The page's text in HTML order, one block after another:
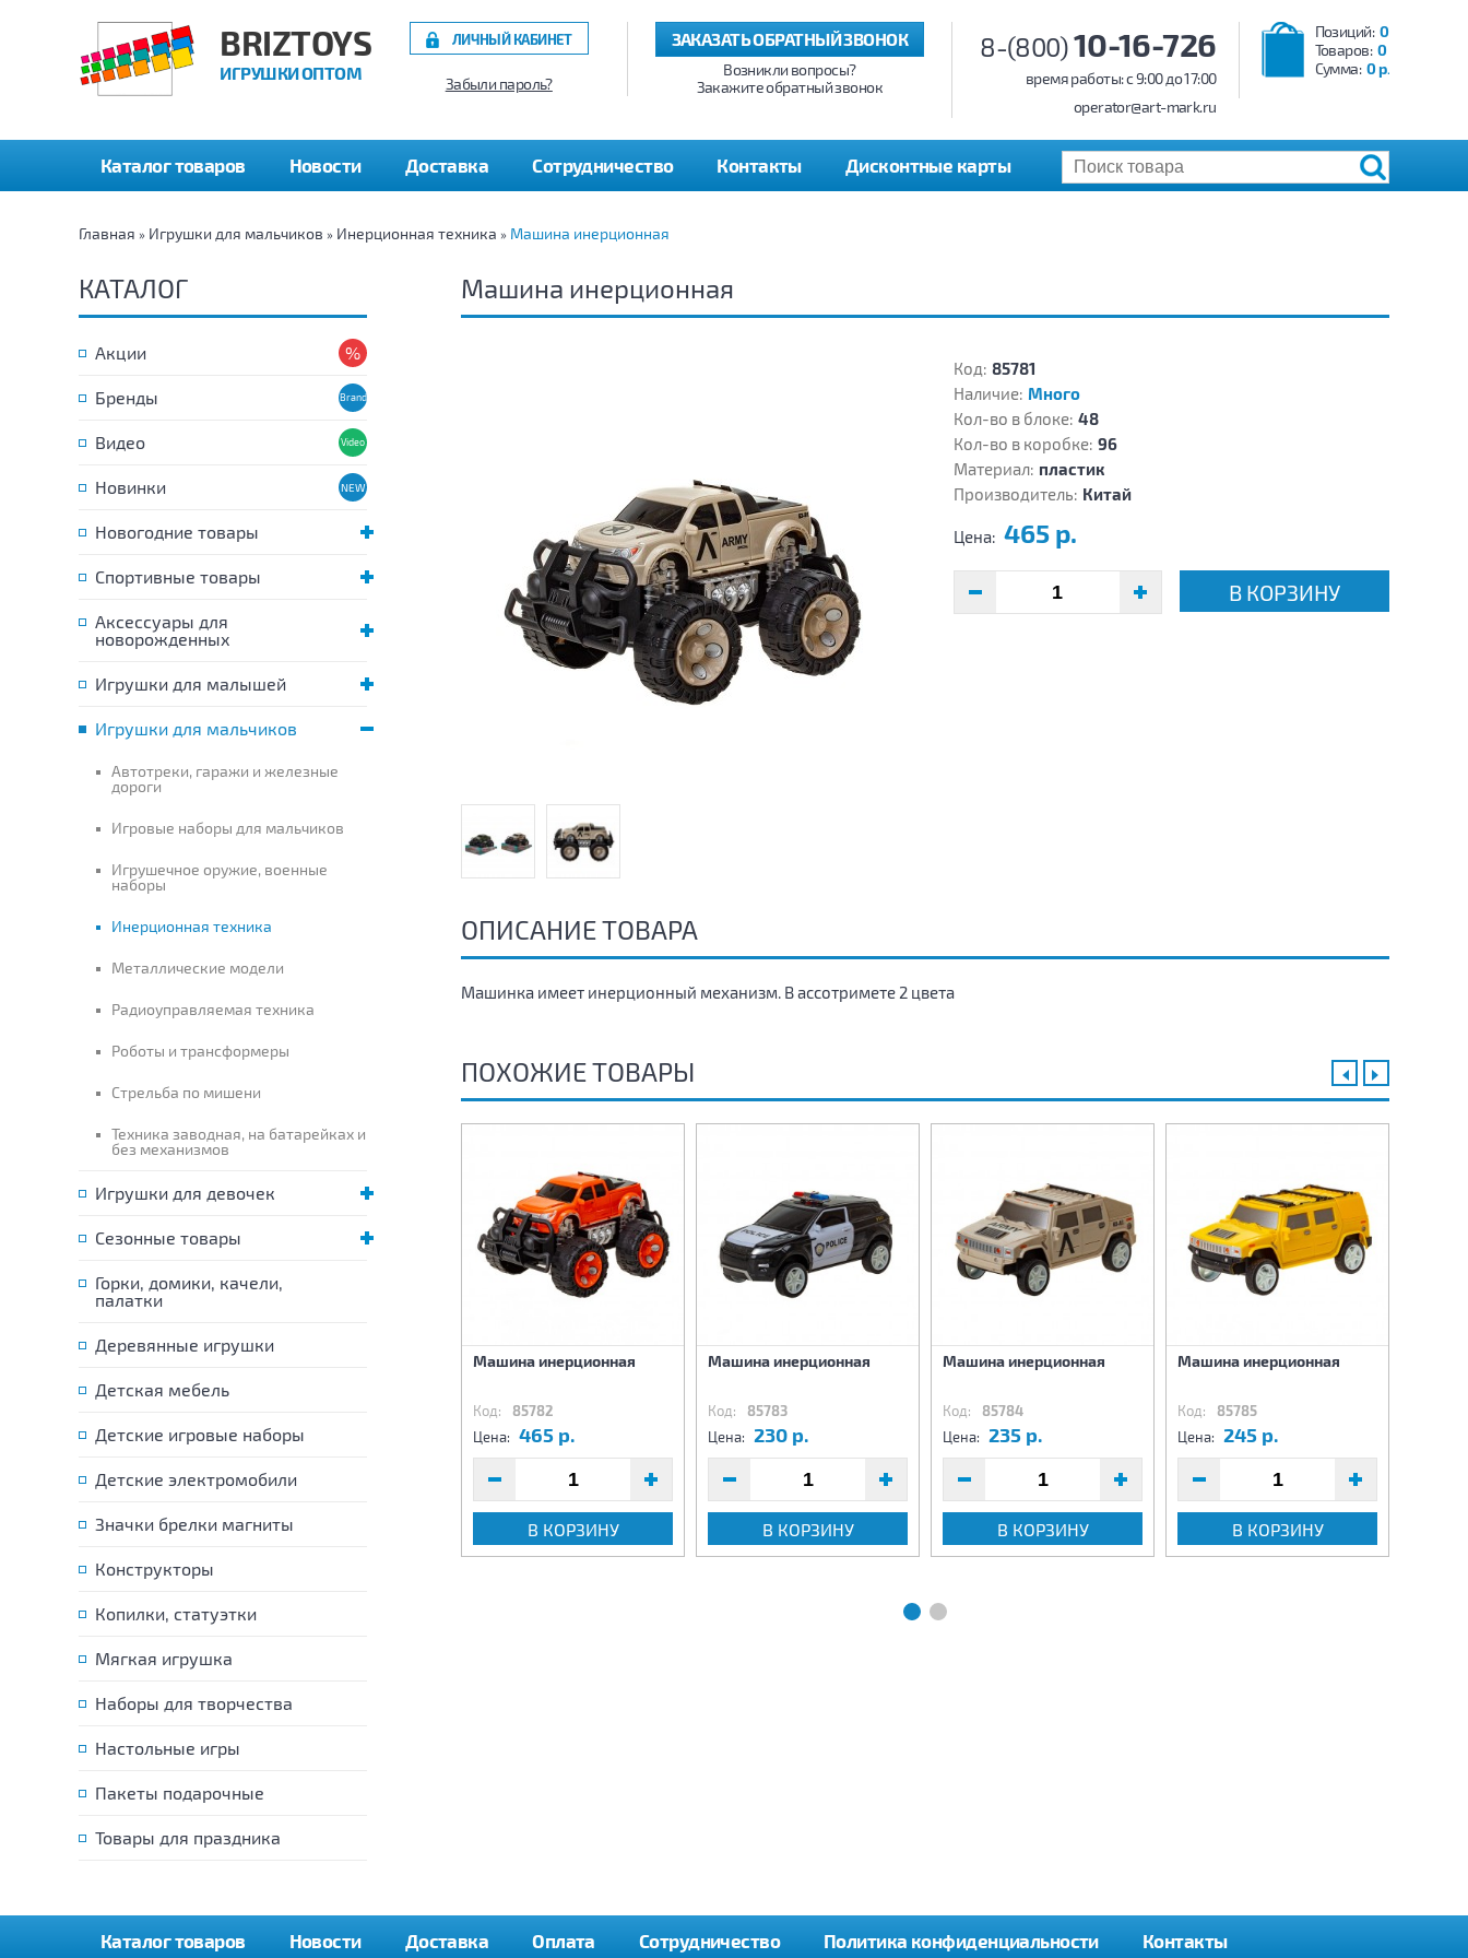
BRIZTOYS
ИГРУШКИ ОПТОМ
Позиций: 0
Товаров: 0
Сумма: 0 р.
8-(800)10-16-726
время работы: c 9:00 до 17:00
operator@art-mark.ru
ЗАКАЗАТЬ ОБРАТНЫЙ ЗВОНОК
Возникли вопросы?
Закажите обратный звонок
ЛИЧНЫЙ КАБИНЕТ
Забыли пароль?
Каталог товаров Новости Доставка Сотрудничество Контакты Дисконтные карты
Главная » Игрушки для мальчиков » Инерционная техника » Машина инерционная
КАТАЛОГ
Акции
Бренды
Видео
Новинки
Новогодние товары
Спортивные товары
Аксессуары для
новорожденных
Игрушки для малышей
Игрушки для мальчиков
Автотреки, гаражи и железные
дороги
Игровые наборы для мальчиков
Игрушечное оружие, военные
наборы
Инерционная техника
Металлические модели
Радиоуправляемая техника
Роботы и трансформеры
Стрельба по мишени
Техника заводная, на батарейках и
без механизмов
Игрушки для девочек
Сезонные товары
Горки, домики, качели,
палатки
Деревянные игрушки
Детская мебель
Детские игровые наборы
Детские электромобили
Значки брелки магниты
Конструкторы
Копилки, статуэтки
Мягкая игрушка
Наборы для творчества
Настольные игры
Пакеты подарочные
Товары для праздника
Машина инерционная
Код: 85781
Наличие: Много
Кол-во в блоке: 48
Кол-во в коробке: 96
Материал: пластик
Производитель: Китай
Цена: 465 р.
В КОРЗИНУ
ОПИСАНИЕ ТОВАРА
Машинка имеет инерционный механизм. В ассотримете 2 цвета
ПОХОЖИЕ ТОВАРЫ
Набор Машинок
Животные 2шт.
625 р.
В КОРЗИНУ
Набор Машинок
Цена: 665 р.
В КОРЗИНУ
Машина инерционная
Код: 85782
Цена: 465 р.
В КОРЗИНУ
Машина инерционная
Код: 85783
Цена: 230 р.
В КОРЗИНУ
Машина инерционная
Код: 85784
Цена: 235 р.
В КОРЗИНУ
Машина инерционная
Код: 85785
Цена: 245 р.
В КОРЗИНУ
Каталог товаров Новости Доставка Оплата Сотрудничество Политика конфиденциальности Контакты